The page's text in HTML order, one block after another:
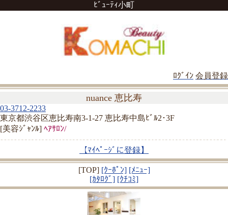
ﾋﾞｭｰﾃｨ小町
ﾛｸﾞｲﾝ 会員登録
nuance 恵比寿
03-3712-2233
東京都渋谷区恵比寿南3-1-27 恵比寿中島ﾋﾞﾙ2･3F
[美容ｼﾞｬﾝﾙ] ﾍｱｻﾛﾝ/
【ﾏｲﾍﾟｰｼﾞに登録】
[TOP] [ｸｰﾎﾟﾝ] [ﾒﾆｭｰ]
[ｶﾀﾛｸﾞ] [ｸﾁｺﾐ]